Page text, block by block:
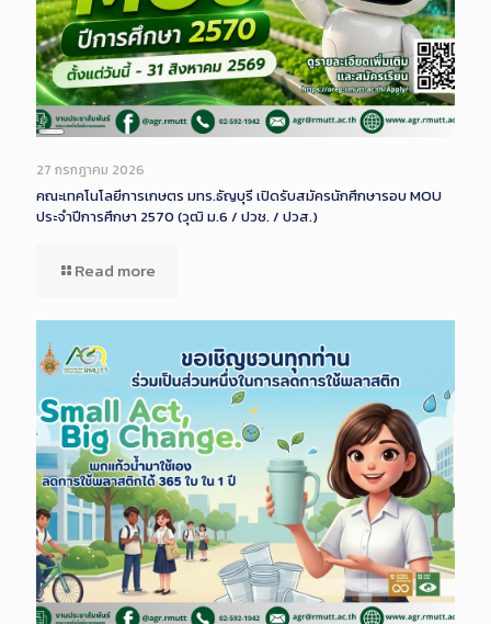
Long
Description
27 กรกฎาคม 2026
คณะเทคโนโลยีการเกษตร มทร.ธัญบุรี เปิดรับสมัครนักศึกษารอบ MOU
ประจำปีการศึกษา 2570 (วุฒิ ม.6 / ปวช. / ปวส.)
Read more